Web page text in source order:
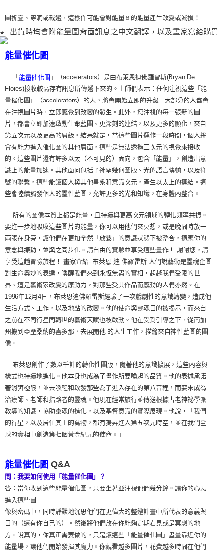
圖折疊、穿洞或裁邊，這樣作可能會對能量圖的能量產生改變或減損！
★ 出貨時均會附能量圖背面訊息之中文翻譯，以及畫家寫給購
能量催化圖
「 能量催化圖 」（accelerators）是由布萊恩迪佛羅雷斯(Bryan De
Flores)接收較高存有訊息所傳遞下來的。上師們表示：任何注視這些「能
量催化圖」（accelerators）的人，將會開始立即的升級...大部分的人都會
在注視圖片時，立即感覺到改變的發生。此外，您注視的每一張新的圖
片，都會立即加速啟動生命藍圖、更深刻的連結，以及更多的顯化，來自
第五次元以及更高的層級。結果就是，當這些圖片運作一段時間，個人將
會有能力進入催化圖的其他層面，這些是無法透過三次元的視覺來接收
的。這些圖片還有許多以太（不可見的）面向，包含「能量」，創造出意
識上的能量加速。其他面向包括了神聖幾何圖版、光的語言傳輸，以及符
號的聯繫，這些能讓個人與其他星系和意識次元，產生以太上的連結。這
些會陸續觸發個人的靈性藍圖，允許更多的光和知識，在身體內整合。
所有的圖像本質上都是能量，且持續與更高次元領域的轉化頻率共振。
要進一步地吸收這些圖片的能量，你可以用他們來冥想，或是晚間時放一
兩張在身旁，讓他們在更加全然「放鬆」的意識狀態下被整合，適應你的
意念與振動，並與之同步化。請自由的實驗並享受這些畫作！ 謝謝您，請
享受這趟冒險旅程！ 畫家介紹- 布萊恩 迪 佛羅雷斯 人們說藝術是靈魂企圖
對生命奧妙的表達，喚醒我們來到永恆無盡的實相，超越我們受限的世
界。這是藝術家改變的原動力，對那些受其作品而感動的人們亦然。在
1996年12月4日，布萊恩迪佛羅雷斯經驗了一次戲劇性的意識轉變，造成他
生活方式、工作，以及地點的改變。他的使命與靈魂目的被揭示，而來自
之前在不同行星間轉世的藝術天賦也被啟動。他在受到引導之下，從南加
州搬到亞歷桑納的喜多那，去展開他 的人生工作，描繪來自神性藍圖的圖
像。
布萊恩創作了數以千計的轉化性圖版，隨著他的意識擴展，這些內容與
樣式也持續地進化。他本身也成為了畫作所要喚起的品質。他的表述承諾
著消弭極限，並去喚醒和啟發那些為了進入存在的第八音程，而要來成為
治療師、老師和指路者的靈魂。他現在經常旅行並傳送根據古老神祕學派
教導的知識，協助靈魂的進化，以及基督意識的實際展現。他說，「我們
的行星，以及居住其上的萬物，都有揚昇進入第五次元時空，並在我們全
球的實相中創造第七個黃金紀元的使命。」
能量催化圖 Q&A
問：我要如何使用「能量催化圖」？
答：當你收到這些能量催化圖，只要坐著並注視他們幾分鐘。讓你的心思
進入這些圖
像與密碼中，同時靜默地沉思他們在更偉大的整體計畫中所代表的意義與
目的（還有你自己的）。然後將他們放在你能夠定期看見或是冥想的地
方。說真的，你真正需要做的，只是讓這些「能量催化圖」盡量靠近你的
能量場，讓他們開始發揮其魔力。你觀看越多圖片，花費越多時間在他們